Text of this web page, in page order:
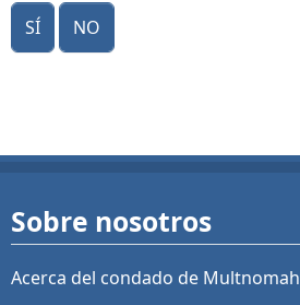
Sí No
Sobre nosotros
Acerca del condado de Multnomah